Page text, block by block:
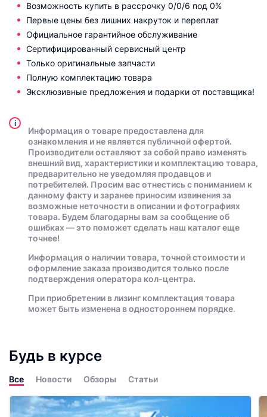
Возможность купить в рассрочку 0/0/6 под 0%
Первые цены без лишних накруток и переплат
Официальное гарантийное обслуживание
Сертифицированный сервисный центр
Только оригинальные запчасти
Полную комплектацию товара
Эксклюзивные предложения и подарки от поставщика!
i
Информация о товаре предоставлена для
ознакомления и не является публичной офертой.
Производители оставляют за собой право изменять
внешний вид, характеристики и комплектацию товара,
предварительно не уведомляя продавцов и
потребителей. Просим вас отнестись с пониманием к
данному факту и заранее приносим извинения за
возможные неточности в описании и фотографиях
товара. Будем благодарны вам за сообщение об
ошибках — это поможет сделать наш каталог еще
точнее!
Информация о наличии товара, точной стоимости и
оформление заказа производится только после
подтверждения оператора кол-центра.
При приобретении в лизинг комплектация товара
может быть изменена в одностороннем порядке.
Будь в курсе
Все Новости Обзоры Статьи